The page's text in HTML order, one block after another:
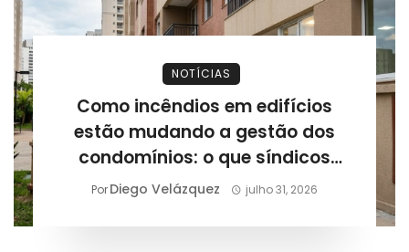
NOTÍCIAS
Como incêndios em edifícios
estão mudando a gestão dos
condomínios: o que síndicos
precisam revisar após novos
PorDiego Velázquez julho 31, 2026